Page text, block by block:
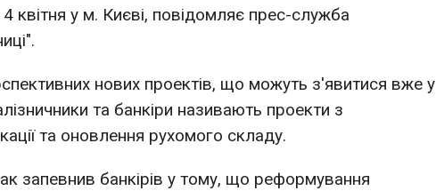
4 квітня у м. Києві, повідомляє прес-служба
нових проектів, що можуть з'явитися вже у
та банкіри називають проекти з
та оновлення рухомого складу.
запевнив банкірів у тому, що реформування